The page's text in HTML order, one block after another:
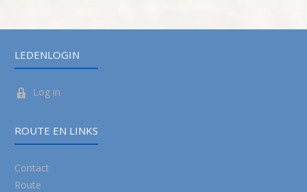
LEDENLOGIN
Log in
ROUTE EN LINKS
Contact
Route